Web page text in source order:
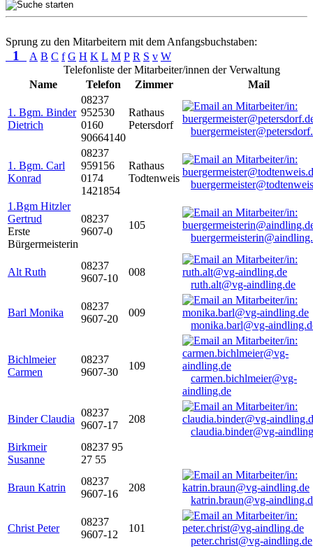
Sprung zu den Mitarbeitern mit dem Anfangsbuchstaben:
1 A B C f G H K L M P R S v W
Telefonliste der Mitarbeiter/innen der Verwaltung
Name
Telefon Zimmer Mail
1. Bgm. Binder
Dietrich
08237
952530
0160
90664140
Rathaus
Petersdorf
1. Bgm. Carl
Konrad
08237
959156
0174
1421854
Rathaus
Todtenweis
1.Bgm Hitzler
Gertrud
Erste
Bürgermeisterin
08237
9607-0
105
Alt Ruth
08237
9607-10
008
ruth.alt@vg-aindling.de
Barl Monika
08237
9607-20
009
monika.barl@vg-
Bichlmeier
Carmen
08237
9607-30
109
carmen.bichlmeier@vg-
aindling.de
Binder Claudia
08237
9607-17
208
claudia.binder@vg-
Birkmeir
Susanne
08237 95
27 55
Braun Katrin
08237
9607-16
208
katrin.braun@vg-
Christ Peter
08237
9607-12
101
peter.christ@vg-aindling.de